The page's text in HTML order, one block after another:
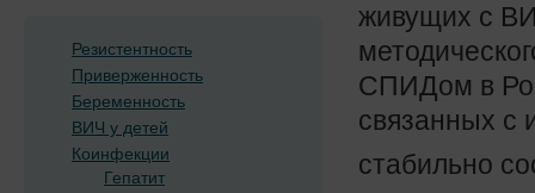
живущих с
СПИДом в
связанных с
стабильно
Резистентность
Приверженность
Беременность
ВИЧ у детей
Коинфекции
Гепатит